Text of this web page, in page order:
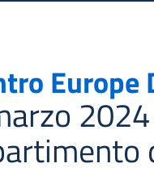
Europe